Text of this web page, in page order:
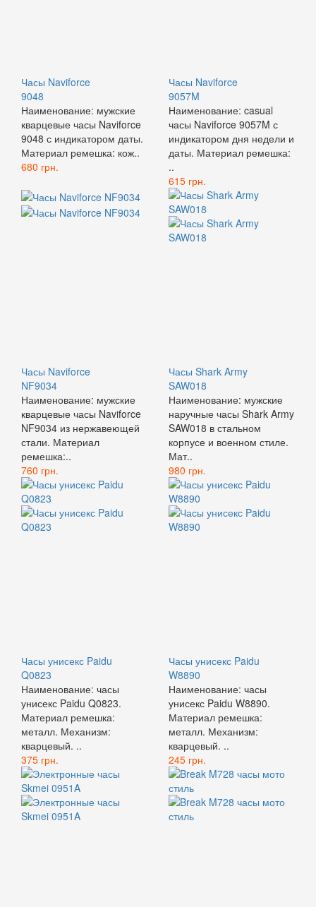
Часы Naviforce
9048
Наименование: мужские
кварцевые часы Naviforce
9048 с индикатором даты.
Материал ремешка: кож..
680 грн.
Часы Naviforce
9057M
Наименование: casual
часы Naviforce 9057M с
индикатором дня недели и
даты. Материал ремешка:
..
615 грн.
Часы Naviforce
NF9034
Наименование: мужские
кварцевые часы Naviforce
NF9034 из нержавеющей
стали. Материал
ремешка:..
760 грн.
Часы Shark Army
SAW018
Наименование: мужские
наручные часы Shark Army
SAW018 в стальном
корпусе и военном стиле.
Мат..
980 грн.
Часы унисекс Paidu
Q0823
Наименование: часы
унисекс Paidu Q0823.
Материал ремешка:
металл. Механизм:
кварцевый. ..
375 грн.
Часы унисекс Paidu
W8890
Наименование: часы
унисекс Paidu W8890.
Материал ремешка:
металл. Механизм:
кварцевый. ..
245 грн.